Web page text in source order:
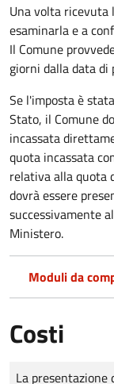
Una volta ricevuta
esaminarla e a
Il Comune
giorni dalla data di
Se l'imposta è
Stato, il Comune
incassata
quota incassata
relativa alla quota
dovrà essere
successivamente
Ministero.
Moduli da
Costi
Tipo di pagamento
Importo
La presentazione